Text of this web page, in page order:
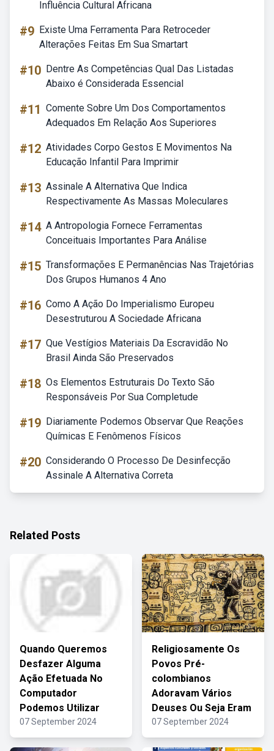
Influência Cultural Africana
#9 Existe Uma Ferramenta Para Retroceder
Alterações Feitas Em Sua Smartart
#10 Dentre As Competências Qual Das Listadas
Abaixo é Considerada Essencial
#11 Comente Sobre Um Dos Comportamentos
Adequados Em Relação Aos Superiores
#12 Atividades Corpo Gestos E Movimentos Na
Educação Infantil Para Imprimir
#13 Assinale A Alternativa Que Indica
Respectivamente As Massas Moleculares
#14 A Antropologia Fornece Ferramentas
Conceituais Importantes Para Análise
#15 Transformações E Permanências Nas Trajetórias
Dos Grupos Humanos 4 Ano
#16 Como A Ação Do Imperialismo Europeu
Desestruturou A Sociedade Africana
#17 Que Vestígios Materiais Da Escravidão No
Brasil Ainda São Preservados
#18 Os Elementos Estruturais Do Texto São
Responsáveis Por Sua Completude
#19 Diariamente Podemos Observar Que Reações
Químicas E Fenômenos Físicos
#20 Considerando O Processo De Desinfecção
Assinale A Alternativa Correta
Related Posts
Quando Queremos
Desfazer Alguma
Ação Efetuada No
Computador
Podemos Utilizar
07 September 2024
Religiosamente Os
Povos Pré-
colombianos
Adoravam Vários
Deuses Ou Seja Eram
07 September 2024